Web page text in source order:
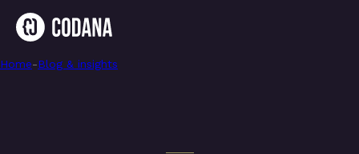
Home-Blog & insights
-
Van stagiair naar collega